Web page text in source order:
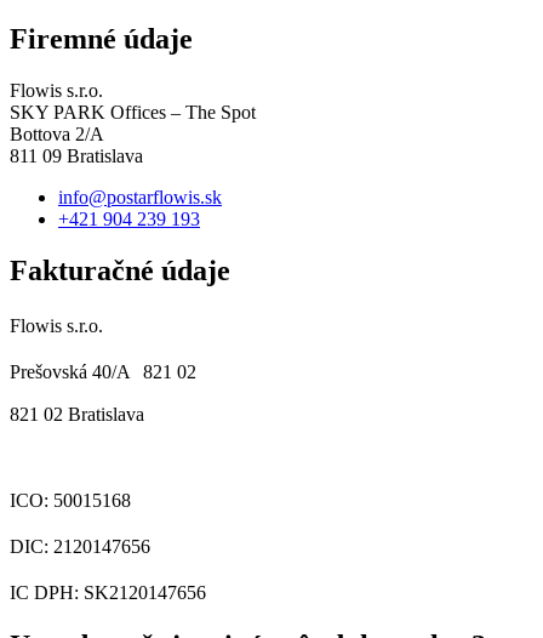
Firemné údaje
Flowis s.r.o.
SKY PARK Offices – The Spot
Bottova 2/A
811 09 Bratislava
info@postarflowis.sk
+421 904 239 193
Fakturačné údaje
Flowis s.r.o.
Prešovská 40/A 821 02
821 02 Bratislava
ICO: 50015168
DIC: 2120147656
IC DPH: SK2120147656